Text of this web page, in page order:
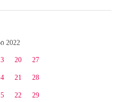
2022
20
21
22
27
28
29